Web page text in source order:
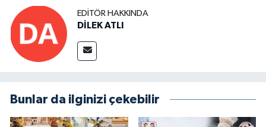
EDITÖR HAKKINDA
DİLEK ATLI
Bunlar da ilginizi çekebilir